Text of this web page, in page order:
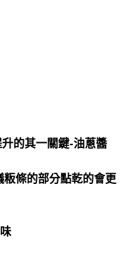
的其一關鍵-油蔥醬
條的部分點乾的會更